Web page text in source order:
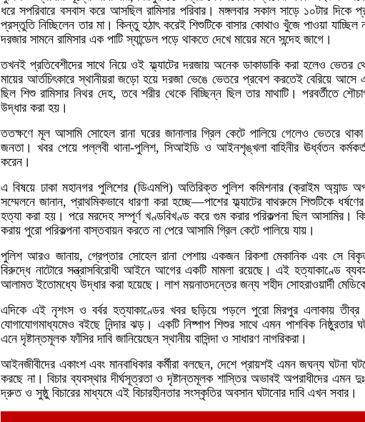
ধরে সপরিবারে বসবাস করে আসছিল রামিসার পরিবার। মঙ্গলবার সকাল সাড়ে ১০টার দিকে
প্রস্তুতি নিচ্ছিলেন তার মা। কিন্তু হঠাৎ করেই শিশুটিকে বাসার কোথাও খুঁজে পাওয়া যাচ্ছিল
দরজার সামনে রামিসার এক পাটি স্যান্ডেল পড়ে থাকতে দেখে মায়ের মনে সন্দেহ জাগে।
তখনই প্রতিবেশীদের সাথে নিয়ে ওই ফ্ল্যাটের দরজায় অনেক ডাকাডাকি করা হলেও ভেতর
মায়ের আর্তচিৎকারে স্থানীয়রা জড়ো হয়ে দরজা ভেঙে ভেতরে প্রবেশ করতেই বেরিয়ে
ছিল শিশু রামিসার নিথর দেহ, তবে শরীর থেকে বিচ্ছিন্ন ছিল তার মাথাটি। পরবর্তীতে
উদ্ধার করা হয়।
ততক্ষণে মূল আসামি সোহেল রানা ঘরের জানালার গ্রিল কেটে পালিয়ে গেলেও ভেতরে
জনতা। খবর পেয়ে পল্লবী থানা-পুলিশ, সিআইডি ও আইনশৃঙ্খলা বাহিনীর ঊর্ধ্বতন
করেন।
এ বিষয়ে ঢাকা মহানগর পুলিশের (ডিএমপি) অতিরিক্ত পুলিশ কমিশনার (ক্রাইম
সম্মেলনে জানান, প্রাথমিকভাবে ধারণা করা হচ্ছে—পাশের ফ্ল্যাটের বাথরুমে শিশুটিকে
হত্যা করা হয়। পরে মরদেহ সম্পূর্ণ খণ্ডবিখণ্ড করে গুম করার পরিকল্পনা ছিল আসামির।
করায় পুরো পরিকল্পনা বাস্তবায়ন করতে না পেরে আসামি গ্রিল কেটে পালিয়ে যায়।
পুলিশ আরও জানায়, গ্রেপ্তার সোহেল রানা পেশায় একজন রিকশা মেকানিক এবং সে
বিরুদ্ধে নাটোরে সন্ত্রাসবিরোধী আইনে আগের একটি মামলা রয়েছে। এই হত্যাকাণ্ডে
আলামত ইতোমধ্যে উদ্ধার করা হয়েছে। লাশ ময়নাতদন্তের জন্য শহীদ সোহরাওয়ার্দী
এদিকে এই নৃশংস ও বর্বর হত্যাকাণ্ডের খবর ছড়িয়ে পড়লে পুরো মিরপুর এলাকায় তীব্র
যোগাযোগমাধ্যমেও বইছে নিন্দার ঝড়। একটি নিষ্পাপ শিশুর সাথে এমন পাশবিক নিষ্ঠুরতার
এনে দৃষ্টান্তমূলক ফাঁসির দাবি জানিয়েছেন স্থানীয় বাসিন্দা ও সাধারণ নাগরিকরা।
আইনজীবীদের একাংশ এবং মানবাধিকার কর্মীরা বলছেন, দেশে প্রায়শই এমন জঘন্য ঘটনা
করছে না। বিচার ব্যবস্থার দীর্ঘসূত্রতা ও দৃষ্টান্তমূলক শাস্তির অভাবই অপরাধীদের এমন
দ্রুত ও সুষ্ঠু বিচারের মাধ্যমে এই বিচারহীনতার সংস্কৃতির অবসান ঘটানোর দাবি এখন সবার।